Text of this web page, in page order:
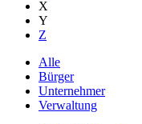
X
Y
Z
Alle
Bürger
Unternehmer
Verwaltung